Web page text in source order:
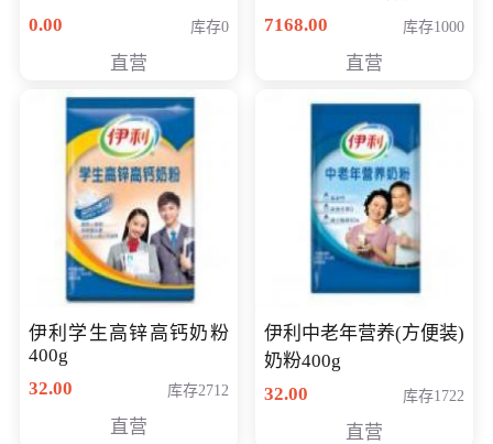
0.00
库存0
直营
储卡全高清摄录一体机
清入门级摄像机
7168.00 库存1000
直营
伊利学生高锌高钙奶粉
400g
32.00
库存2712
直营
伊利中老年营养(方便装)
奶粉400g
32.00
库存1722
直营